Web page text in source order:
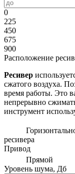
0
225
450
675
900
Расположение
Ресивер
сжатого воздуха.
время работы. Это
непрерывно
инструмент
ресивера
Привод
Прямой
Уровень шума, Дб